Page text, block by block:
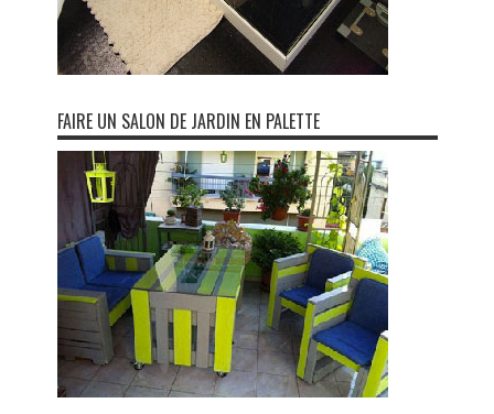
FAIRE UN SALON DE JARDIN EN PALETTE